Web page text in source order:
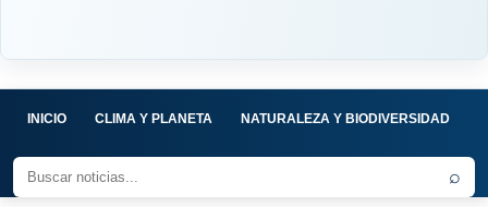
INICIO CLIMA Y PLANETA NATURALEZA Y BIODIVERSIDAD
⌕